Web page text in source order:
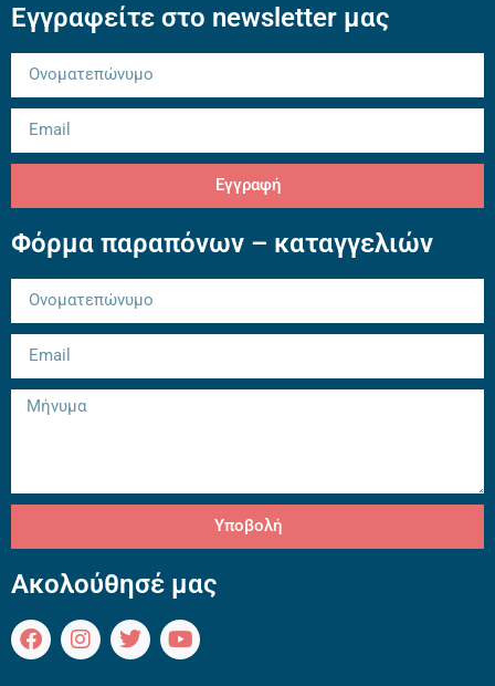
Εγγραφείτε στο newsletter μας
Εγγραφή
Φόρμα παραπόνων – καταγγελιών
Υποβολή
Ακολούθησέ μας